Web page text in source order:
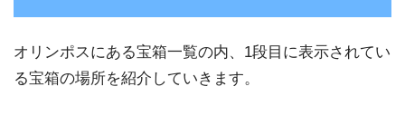
オリンポスにある宝箱一覧の内、1段目に表示されてい
る宝箱の場所を紹介していきます。